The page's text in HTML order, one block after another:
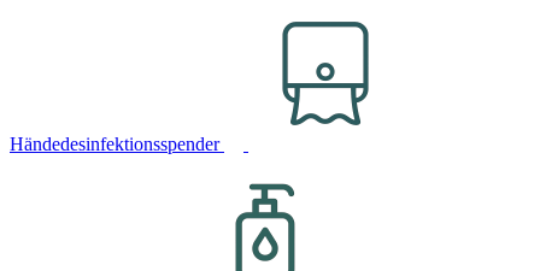
Händedesinfektionsspender